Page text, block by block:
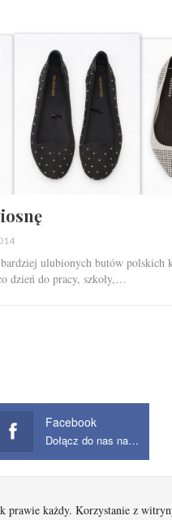
ulubionych butów polskich
dzień do pracy, szkoły,…
Facebook
Dołącz do nas na Facebook
Dziecko Mężczyzna
prawie każdy. Korzystanie z